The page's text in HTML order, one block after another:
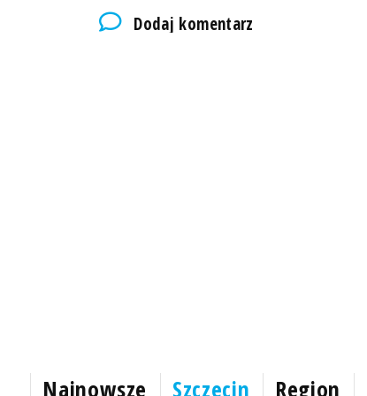
Dodaj komentarz
Najnowsze Szczecin Region